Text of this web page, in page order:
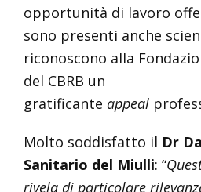
opportunità di lavoro
sono presenti anche
riconoscono alla
del CBRB un
gratificante appeal
Molto soddisfatto il Dr
Sanitario del Miulli: “
rivela di particolare